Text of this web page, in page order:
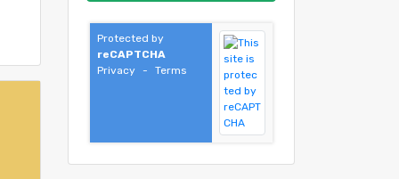
Protected by
reCAPTCHA
Privacy
- Terms